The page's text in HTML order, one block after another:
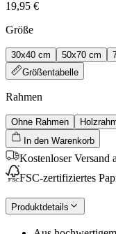
19,95 €
Größe
30x40 cm 50x70 cm
Größentabelle
Rahmen
Ohne Rahmen
In den Warenkorb
Kostenloser Versand
FSC-zertifiziertes
Produktdetails